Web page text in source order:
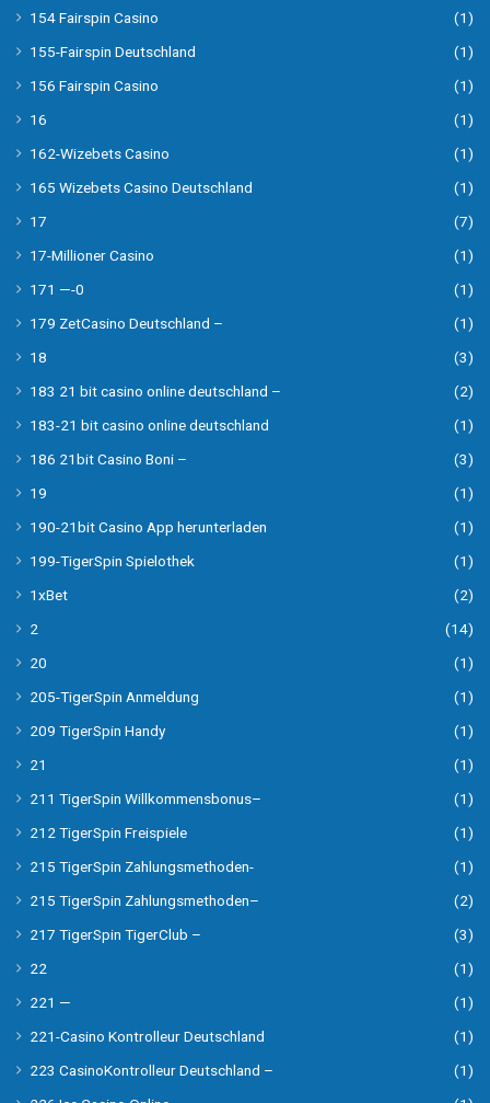
154 Fairspin Casino
(1)
155-Fairspin Deutschland
(1)
156 Fairspin Casino
(1)
16
(1)
162-Wizebets Casino
(1)
165 Wizebets Casino Deutschland
(1)
17
(7)
17-Millioner Casino
(1)
171 —-0
(1)
179 ZetCasino Deutschland –
(1)
18
(3)
183 21 bit casino online deutschland –
(2)
183-21 bit casino online deutschland
(1)
186 21bit Casino Boni –
(3)
19
(1)
190-21bit Casino App herunterladen
(1)
199-TigerSpin Spielothek
(1)
1xBet
(2)
2
(14)
20
(1)
205-TigerSpin Anmeldung
(1)
209 TigerSpin Handy
(1)
21
(1)
211 TigerSpin Willkommensbonus–
(1)
212 TigerSpin Freispiele
(1)
215 TigerSpin Zahlungsmethoden-
(1)
215 TigerSpin Zahlungsmethoden–
(2)
217 TigerSpin TigerClub –
(3)
22
(1)
221 —
(1)
221-Casino Kontrolleur Deutschland
(1)
223 CasinoKontrolleur Deutschland –
(1)